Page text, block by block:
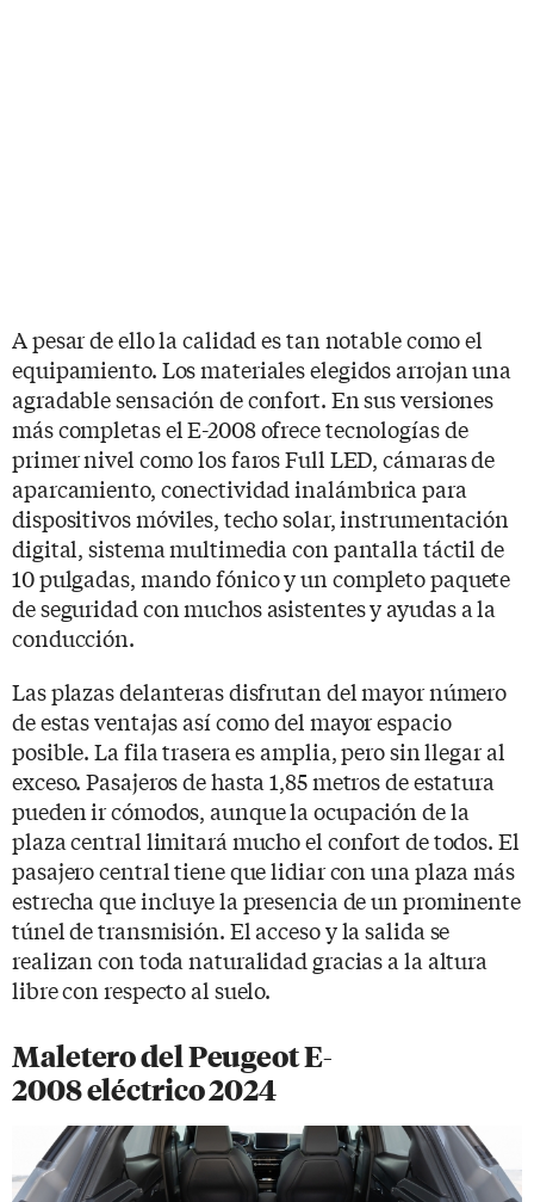
A pesar de ello la calidad es tan notable como el
equipamiento. Los materiales elegidos arrojan una
agradable sensación de confort. En sus versiones
más completas el E-2008 ofrece tecnologías de
primer nivel como los faros Full LED, cámaras de
aparcamiento, conectividad inalámbrica para
dispositivos móviles, techo solar, instrumentación
digital, sistema multimedia con pantalla táctil de
10 pulgadas, mando fónico y un completo paquete
de seguridad con muchos asistentes y ayudas a la
conducción.
Las plazas delanteras disfrutan del mayor número
de estas ventajas así como del mayor espacio
posible. La fila trasera es amplia, pero sin llegar al
exceso. Pasajeros de hasta 1,85 metros de estatura
pueden ir cómodos, aunque la ocupación de la
plaza central limitará mucho el confort de todos. El
pasajero central tiene que lidiar con una plaza más
estrecha que incluye la presencia de un prominente
túnel de transmisión. El acceso y la salida se
realizan con toda naturalidad gracias a la altura
libre con respecto al suelo.
Maletero del Peugeot E-
2008 eléctrico 2024